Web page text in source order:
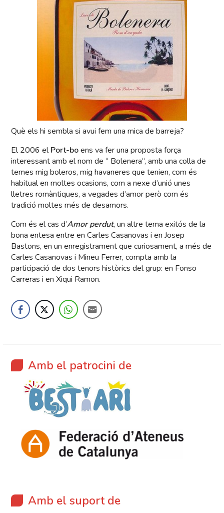
Què els hi sembla si avui fem una mica de barreja?
El 2006 elPort-boens va fer una proposta força
interessant amb el nom de “ Bolenera“, amb una colla de
temes mig boleros, mig havaneres que tenien, com és
habitual en moltes ocasions, com a nexe d’unió unes
lletres romàntiques, a vegades d’amor però com és
tradició moltes més de desamors.
Com és el cas d’Amor perdut, un altre tema exitós de la
bona entesa entre en Carles Casanovas i en Josep
Bastons, en un enregistrament que curiosament, a més de
Carles Casanovas i Mineu Ferrer, compta amb la
participació de dos tenors històrics del grup: en Fonso
Carreras i en Xiqui Ramon.
Amb el patrocini de
Amb el suport de